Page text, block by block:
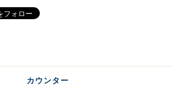
カウンター